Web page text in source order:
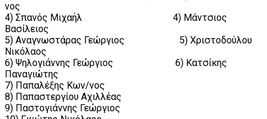
νος
4) Σπανός Μιχαήλ 4) Μάντσιος
Βασίλειος
5) Αναγνωστάρας Γεώργιος 5) Χριστοδούλου
Νικόλαος
6) Ψηλογιάννης Γεώργιος 6) Κατσίκης
Παναγιώτης
7) Παπαλέξης Κων/νος
8) Παπαστεργίου Αχιλλέας
9) Παστογιάννης Γεώργιος